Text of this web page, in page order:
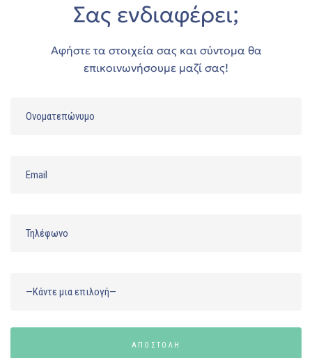
Σας ενδιαφέρει;
Αφήστε τα στοιχεία σας και σύντομα θα
επικοινωνήσουμε μαζί σας!
ΑΠΟΣΤΟΛΗ